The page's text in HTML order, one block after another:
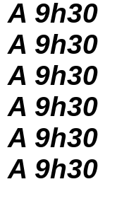
A 9h30
A 9h30
A 9h30
A 9h30
A 9h30
A 9h30